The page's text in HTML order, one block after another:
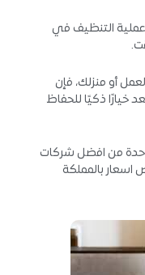
عملية التنظيف في
أو منزلك، فإن
خيارًا ذكيًا للحفاظ
من افضل شركات
بالمملكة